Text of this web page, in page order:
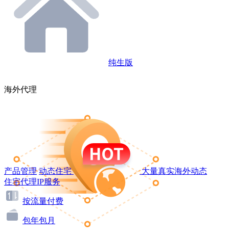
纯生版
海外代理
产品管理 动态住宅
大量真实海外动态
住宅代理IP服务
按流量付费
包年包月